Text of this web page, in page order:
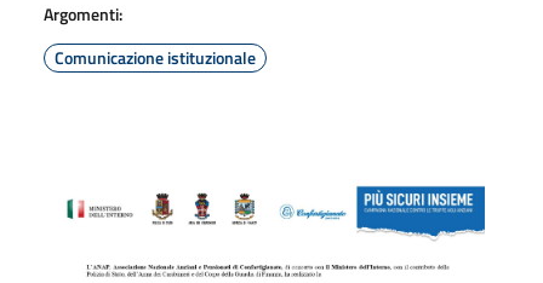
Argomenti:
Comunicazione istituzionale